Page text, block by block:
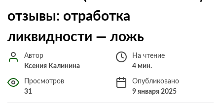
отзывы: отработка
ликвидности — ложь
Автор
Ксения Калинина
На чтение
4 мин.
Просмотров
31
Опубликовано
9 января 2025